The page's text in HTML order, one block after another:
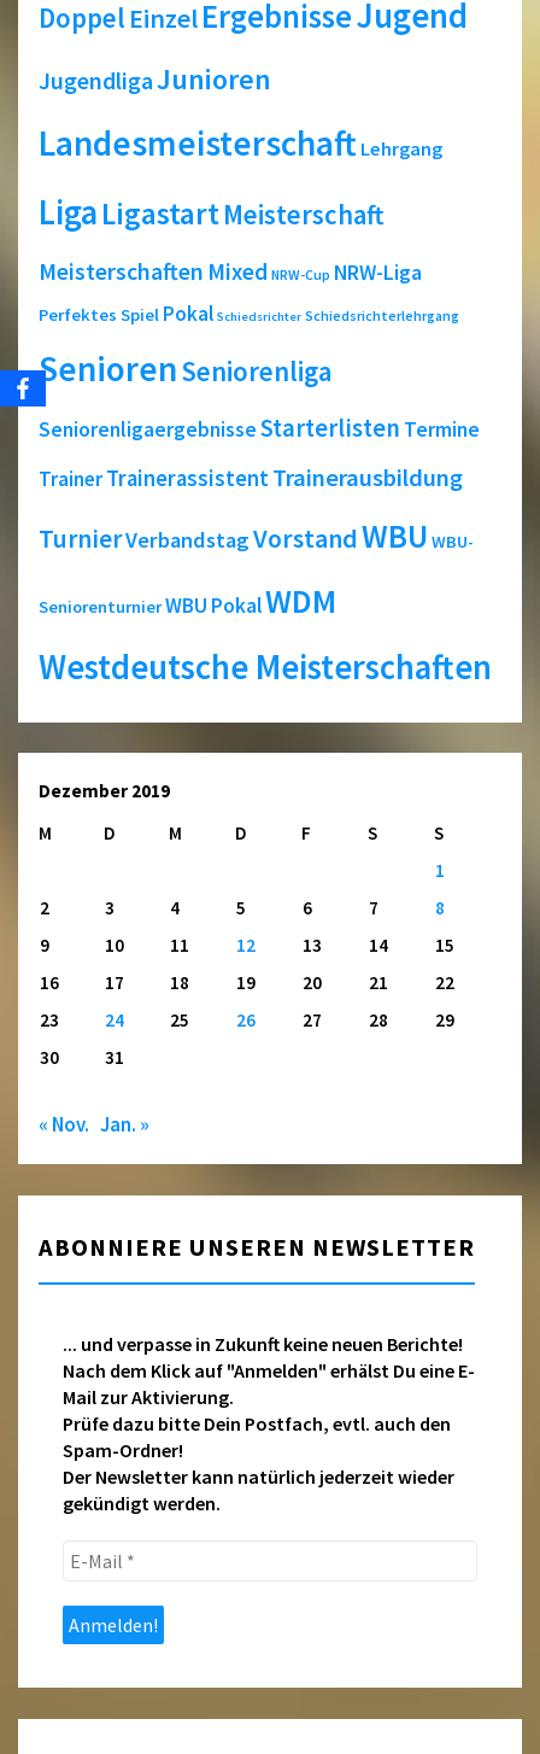
Doppel EinzelErgebnisseJugend
JugendligaJunioren
Landesmeisterschaft Lehrgang
LigaLigastartMeisterschaft
Meisterschaften Mixed NRW-Cup NRW-Liga
Perfektes Spiel Pokal Schiedsrichter Schiedsrichterlehrgang
SeniorenSeniorenliga
SeniorenligaergebnisseStarterlisten Termine
TrainerTrainerassistentTrainerausbildung
TurnierVerbandstagVorstandWBU WBU-
SeniorenturnierWBU PokalWDM
Westdeutsche Meisterschaften
Dezember 2019
M
D M D F S
S
1
2
3 4 5 6 7
8
9
10 11 12 13 14
15
16
17 18 19 20 21
22
23
24 25 26 27 28
29
30
31
« Nov. Jan. »
ABONNIERE UNSEREN NEWSLETTER
... und verpasse in Zukunft keine neuen Berichte!
Nach dem Klick auf "Anmelden" erhälst Du eine E-
Mail zur Aktivierung.
Prüfe dazu bitte Dein Postfach, evtl. auch den
Spam-Ordner!
Der Newsletter kann natürlich jederzeit wieder
gekündigt werden.
E-
*